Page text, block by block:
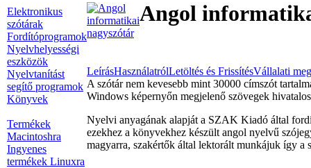
Elektronikus
szótárak
Fordítóprogramok
Nyelvhelyességi
eszközök
Nyelvtanítást
segítő programok
Könyvek
Termékek
Macintoshra
Ingyenes
termékek Linuxra
Angol
LeírásHasználatrólLetöltés és FrissítésVállalati
A szótár nem kevesebb mint 30000 címszót
Windows képernyőn megjelenő szövegek
Nyelvi anyagának alapját a SZAK Kiadó által
ezekhez a könyvekhez készült angol nyelvű
magyarra, szakértők által lektorált munkájuk így a